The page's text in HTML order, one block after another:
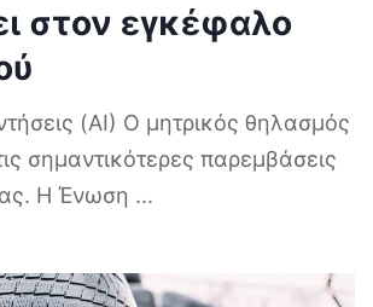
στον εγκέφαλο
(AI) Ο μητρικός θηλασμός
σημαντικότερες παρεμβάσεις
Η Ένωση ...